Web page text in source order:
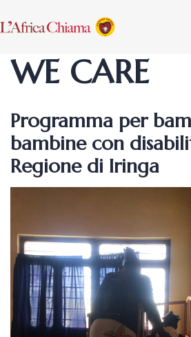
WE CARE
Programma per
bambine con
Regione di Iringa